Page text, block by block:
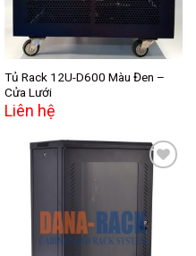
Tủ Rack 12U-D600 Màu Đen –
Cửa Lưới
Liên hệ
Add to
wishlist